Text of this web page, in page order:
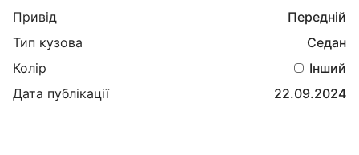
Привід
Передній
Тип кузова
Седан
Колір
Інший
Дата публікації
22.09.2024